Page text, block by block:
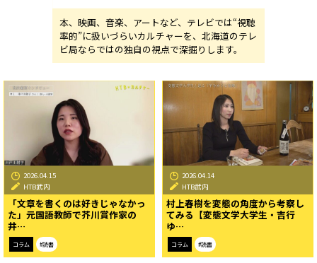
本、映画、音楽、アートなど、テレビでは“視聴
率的”に扱いづらいカルチャーを、北海道のテレ
ビ局ならではの独自の視点で深掘りします。
2026.04.15
HTB武内
「文章を書くのは好きじゃなかっ
た」元国語教師で芥川賞作家の
井…
コラム #読書
2026.04.14
HTB武内
村上春樹を変態の角度から考察し
てみる【変態文学大学生・吉行
ゆ…
コラム #読書